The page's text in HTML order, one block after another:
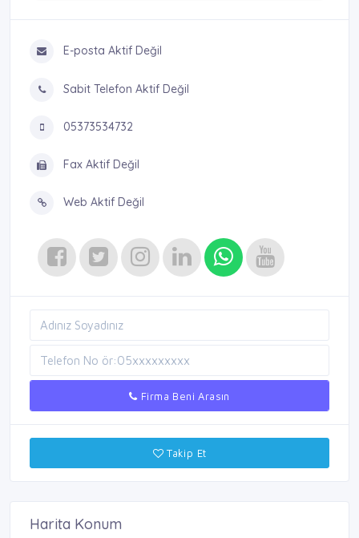
E-posta Aktif Değil
Sabit Telefon Aktif Değil
05373534732
Fax Aktif Değil
Web Aktif Değil
Firma Beni Arasın
Takip Et
Harita Konum